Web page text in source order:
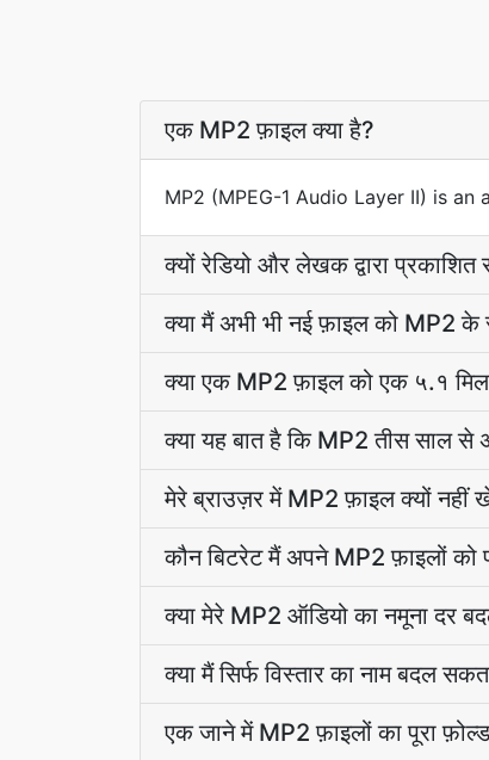
एक MP2 फ़ाइल क्या है?
MP2 (MPEG-1 Audio Layer II) is
क्यों रेडियो और लेखक द्वारा
क्या मैं अभी भी नई फ़ाइल को MP2 के
क्या एक MP2 फ़ाइल को एक ५.१
क्या यह बात है कि MP2 तीस साल से
मेरे ब्राउज़र में MP2 फ़ाइल क्यों नहीं
कौन बिटरेट मैं अपने MP2 फ़ाइलों को
क्या मेरे MP2 ऑडियो का नमूना दर
क्या मैं सिर्फ विस्तार का नाम बदल
एक जाने में MP2 फ़ाइलों का पूरा